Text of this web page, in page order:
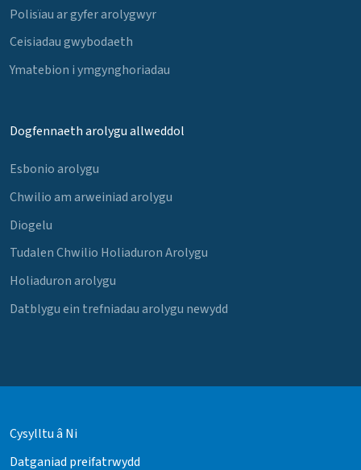
Polisïau ar gyfer arolygwyr
Ceisiadau gwybodaeth
Ymatebion i ymgynghoriadau
Dogfennaeth arolygu allweddol
Esbonio arolygu
Chwilio am arweiniad arolygu
Diogelu
Tudalen Chwilio Holiaduron Arolygu
Holiaduron arolygu
Datblygu ein trefniadau arolygu newydd
Cysylltu â Ni
Datganiad preifatrwydd